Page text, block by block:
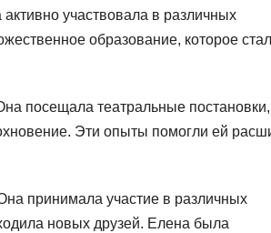
участвовала в различных
образование, которое
посещала театральные постановки,
Эти опыты помогли ей
принимала участие в различных
новых друзей. Елена была